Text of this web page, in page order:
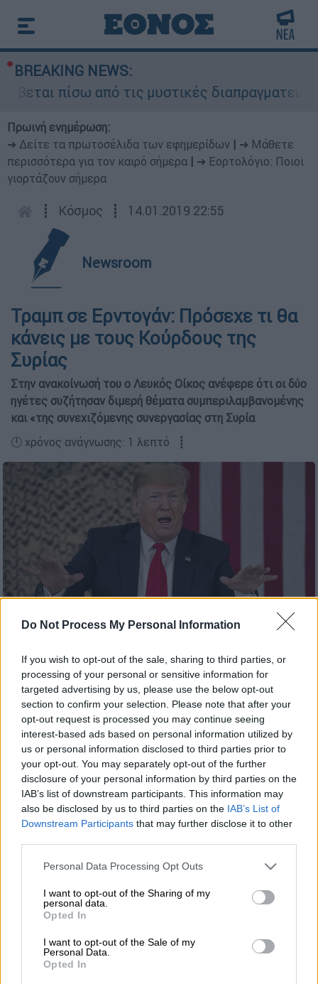
Do Not Process My Personal Information
If you wish to opt-out of the sale, sharing to third parties, or
processing of your personal or sensitive information for
targeted advertising by us, please use the below opt-out
section to confirm your selection. Please note that after your
opt-out request is processed you may continue seeing
interest-based ads based on personal information utilized by
us or personal information disclosed to third parties prior to
your opt-out. You may separately opt-out of the further
disclosure of your personal information by third parties on the
IAB’s list of downstream participants. This information may
also be disclosed by us to third parties on the IAB’s List of
Downstream Participants that may further disclose it to other
Please note that this website/app uses one or more Google
not limited to your visit or usage behaviour. You may click to
grant or deny consent to Google and its third-party tags to
use your data for below specified purposes in below Google
consent section.
Personal Data Processing Opt Outs
I want to opt-out of the Sharing of my
personal data.
Opted In
I want to opt-out of the Sale of my
Personal Data.
Opted In
BREAKING NEWS:
πίσω από τις μυστικές
Πρωινή ενημέρωση:
➔ Δείτε τα πρωτοσέλιδα των εφημερίδων
➔ Μάθετε
περισσότερα για τον καιρό σήμερα
➔ Εορτολόγιο: Ποιοι
γιορτάζουν σήμερα
┋ Κόσμος ┋ 14.01.2019 22:55
Newsroom
Τραμπ σε Ερντογάν: Πρόσεχε τι θα
κάνεις με τους Κούρδους της
Συρίας
Στην ανακοίνωσή του ο Λευκός Οίκος ανέφερε ότι οι δύο
ηγέτες συζήτησαν διμερή θέματα συμπεριλαμβανομένης
και «της συνεχιζόμενης συνεργασίας στη Συρία
🕛 χρόνος ανάγνωσης: 1 λεπτό ┋
Προσθέστε το ΕΘΝΟΣ στη Google
Την καλή μεταχείριση των Κούρδων της
Συρίας ζήτησε οΝτόναλντ Τραμπαπό τον
Ρετζέπ Ταγίπ Ερντογάν, στην τηλεφωνική
επικοινωνία που είχαν οι δύο ηγέτες.
Νωρίτερα, με ανάρτησή του στο Twitter, ο
Τραμπ απείλησε ανοιχτά την Τουρκία με
οικονομική καταστροφή αν επιτεθεί στους
που προκάλεσε την οξεία απάντηση της
Άγκυρας και αναζωπύρωσε τους φόβους για
Στην ανακοίνωσή του ο Λευκός Οίκος